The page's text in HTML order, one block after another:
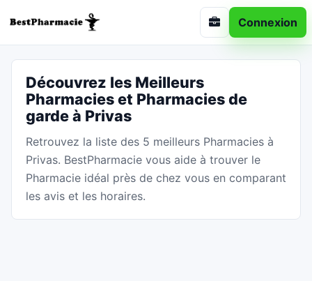
Connexion
Découvrez les Meilleurs
Pharmacies et Pharmacies de
garde à Privas
Retrouvez la liste des 5 meilleurs Pharmacies à
Privas. BestPharmacie vous aide à trouver le
Pharmacie idéal près de chez vous en comparant
les avis et les horaires.